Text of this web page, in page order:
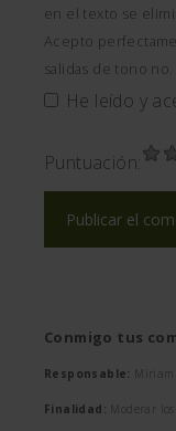
en el texto se
Acepto
salidas de tono
He leído y
Puntuación:
Conmigo tus
Responsable:
Finalidad: Moderar